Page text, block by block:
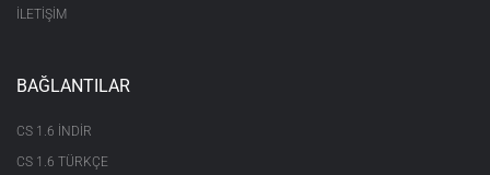
İLETİŞİM
BAĞLANTILAR
CS 1.6 INDIR
CS 1.6 TÜRKÇE